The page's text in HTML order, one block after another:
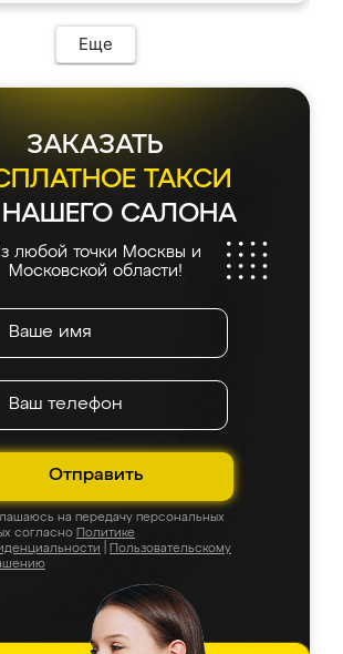
Еще
ЗАКАЗАТЬ
ТАКСИ
САЛОНА
любой точки Москвы и
Московской области!
Отправить
на передачу персональных
согласно Политике
Пользовательскому